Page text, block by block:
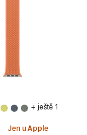
+ ještě 1
Jen u Apple